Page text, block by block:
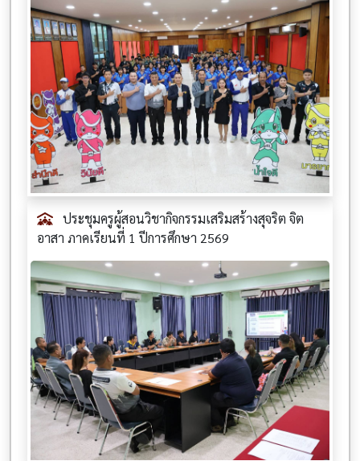
ประชุมครูผู้สอนวิชากิจกรรมเสริมสร้างสุจริต จิต
อาสา ภาคเรียนที่ 1 ปีการศึกษา 2569